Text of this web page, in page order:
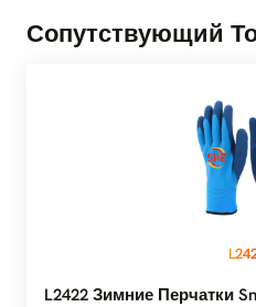
Сопутствующий
L2422 Зимние Перчатки